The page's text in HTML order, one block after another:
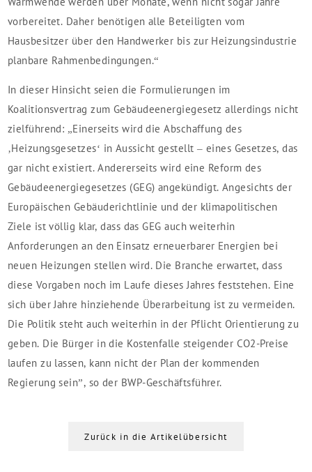
vorbereitet. Daher benötigen alle Beteiligten vom
Hausbesitzer über den Handwerker bis zur Heizungsindustrie
planbare Rahmenbedingungen.“
In dieser Hinsicht seien die Formulierungen im
Koalitionsvertrag zum Gebäudeenergiegesetz allerdings nicht
zielführend: „Einerseits wird die Abschaffung des
‚Heizungsgesetzes‘ in Aussicht gestellt – eines Gesetzes, das
gar nicht existiert. Andererseits wird eine Reform des
Gebäudeenergiegesetzes (GEG) angekündigt. Angesichts der
Europäischen Gebäuderichtlinie und der klimapolitischen
Ziele ist völlig klar, dass das GEG auch weiterhin
Anforderungen an den Einsatz erneuerbarer Energien bei
neuen Heizungen stellen wird. Die Branche erwartet, dass
diese Vorgaben noch im Laufe dieses Jahres feststehen. Eine
sich über Jahre hinziehende Überarbeitung ist zu vermeiden.
Die Politik steht auch weiterhin in der Pflicht Orientierung zu
geben. Die Bürger in die Kostenfalle steigender CO2-Preise
laufen zu lassen, kann nicht der Plan der kommenden
Regierung sein”, so der BWP-Geschäftsführer.
Zurück in die Artikelübersicht